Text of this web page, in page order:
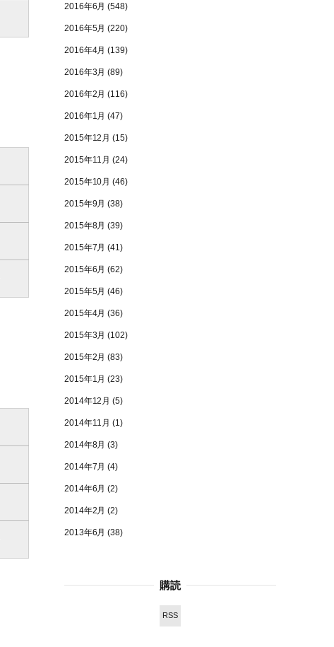
2016年6月 (548)
2016年5月 (220)
2016年4月 (139)
2016年3月 (89)
2016年2月 (116)
2016年1月 (47)
2015年12月 (15)
2015年11月 (24)
2015年10月 (46)
2015年9月 (38)
2015年8月 (39)
2015年7月 (41)
2015年6月 (62)
2015年5月 (46)
2015年4月 (36)
2015年3月 (102)
2015年2月 (83)
2015年1月 (23)
2014年12月 (5)
2014年11月 (1)
2014年8月 (3)
2014年7月 (4)
2014年6月 (2)
2014年2月 (2)
2013年6月 (38)
購読
RSS